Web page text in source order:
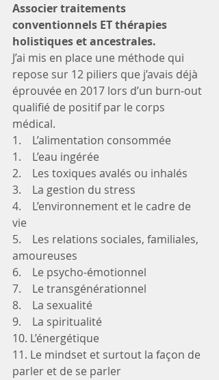
Associer traitements
conventionnels ET thérapies
holistiques et ancestrales.
J’ai mis en place une méthode qui
repose sur 12 piliers que j’avais déjà
éprouvée en 2017 lors d’un burn-out
qualifié de positif par le corps
médical.
1.    L’alimentation consommée
1.    L’eau ingérée
2.    Les toxiques avalés ou inhalés
3.    La gestion du stress
4.    L’environnement et le cadre de
vie
5.    Les relations sociales, familiales,
amoureuses
6.    Le psycho-émotionnel
7.    Le transgénérationnel
8.    La sexualité
9.    La spiritualité
10. L’énergétique
11. Le mindset et surtout la façon de
parler et de se parler